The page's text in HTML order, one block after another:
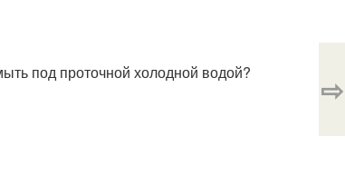
под проточной холодной водой?
⇨